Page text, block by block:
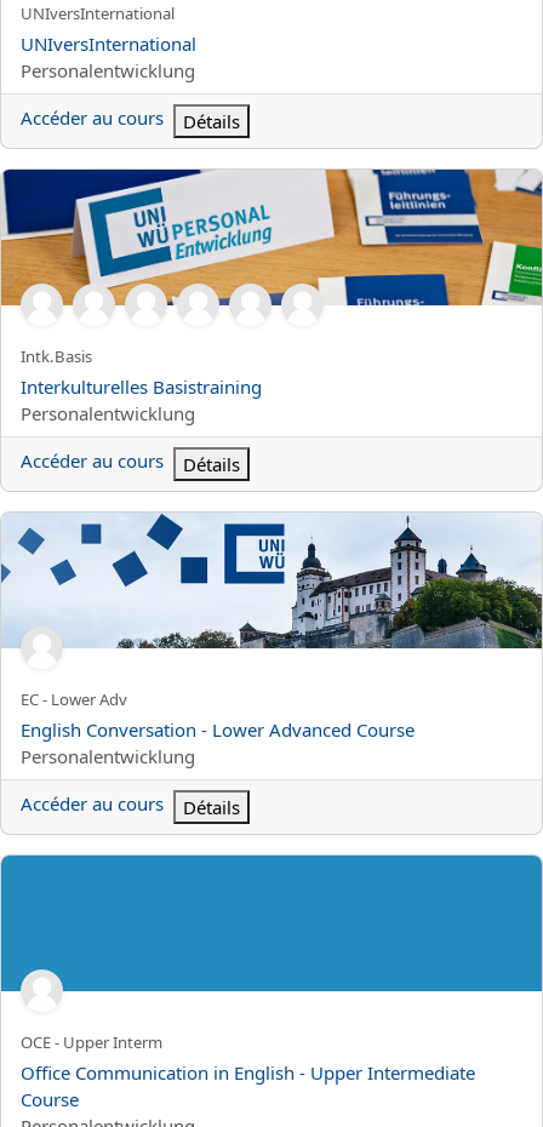
Nom abrégé du cours
UNIversInternational
Nom du cours
UNIversInternational
Catégorie de cours
Personalentwicklung
Accéder au cours
Détails
Interkulturelles Basistraining
Nom abrégé du cours
Intk.Basis
Nom du cours
Interkulturelles Basistraining
Catégorie de cours
Personalentwicklung
Accéder au cours
Détails
English Conversation - Lower Advanced Course
Nom abrégé du cours
EC - Lower Adv
Nom du cours
English Conversation - Lower Advanced Course
Catégorie de cours
Personalentwicklung
Accéder au cours
Détails
Office Communication in English - Upper Intermediate Course
Nom abrégé du cours
OCE - Upper Interm
Nom du cours
Office Communication in English - Upper Intermediate
Course